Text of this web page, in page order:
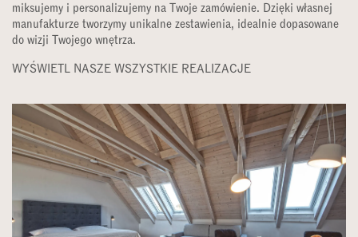
miksujemy i personalizujemy na Twoje zamówienie. Dzięki własnej
manufakturze tworzymy unikalne zestawienia, idealnie dopasowane
do wizji Twojego wnętrza.
WYŚWIETL NASZE WSZYSTKIE REALIZACJE